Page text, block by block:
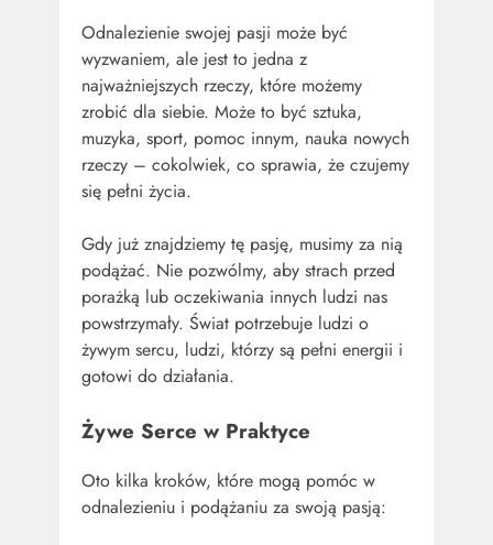
Odnalezienie swojej pasji może być
wyzwaniem, ale jest to jedna z
najważniejszych rzeczy, które możemy
zrobić dla siebie. Może to być sztuka,
muzyka, sport, pomoc innym, nauka nowych
rzeczy – cokolwiek, co sprawia, że czujemy
się pełni życia.
Gdy już znajdziemy tę pasję, musimy za nią
podążać. Nie pozwólmy, aby strach przed
porażką lub oczekiwania innych ludzi nas
powstrzymały. Świat potrzebuje ludzi o
żywym sercu, ludzi, którzy są pełni energii i
gotowi do działania.
Żywe Serce w Praktyce
Oto kilka kroków, które mogą pomóc w
odnalezieniu i podążaniu za swoją pasją: